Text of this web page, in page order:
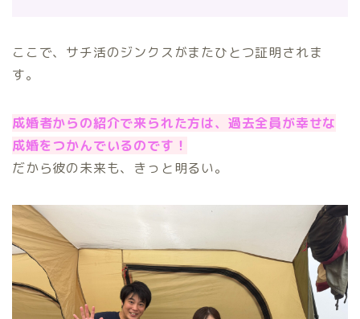
ここで、サチ活のジンクスがまたひとつ証明されま
す。
成婚者からの紹介で来られた方は、過去全員が幸せな
成婚をつかんでいるのです！
だから彼の未来も、きっと明るい。